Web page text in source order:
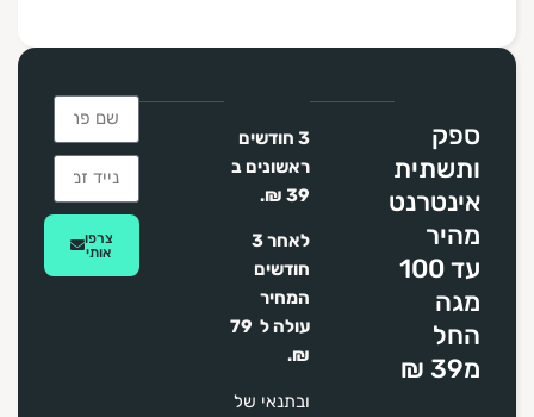
ספק
ותשתית
אינטרנט
מהיר
עד 100
מגה
החל
3 חודשים
ראשונים ב
לאחר 3
חודשים
המחיר
עולה ל 79
ובתנאי של